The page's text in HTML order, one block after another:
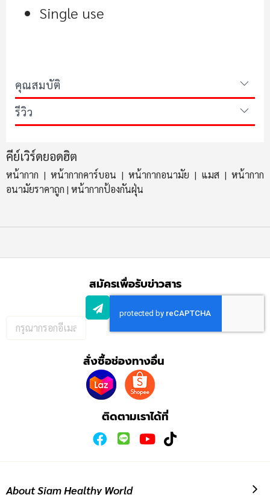
Single use
คุณสมบัติ
รีวิว
คีย์เวิร์ดยอดฮิต
หน้ากาก | หน้ากากคาร์บอน | หน้ากากอนามัย | แมส | หน้ากาก
อนามัยราคาถูก | หน้ากากป้องกันฝุ่น
สมัครเพื่อรับข่าวสาร
กรอก
สั่งซื้อช่องทางอื่น
ติดตามเราได้ที่
About Siam Healthy World